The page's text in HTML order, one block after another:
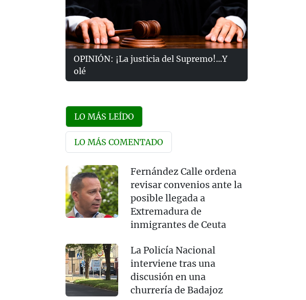
OPINIÓN: ¡La justicia del Supremo!...Y
olé
LO MÁS LEÍDO
LO MÁS COMENTADO
Fernández Calle ordena
revisar convenios ante la
posible llegada a
Extremadura de
inmigrantes de Ceuta
La Policía Nacional
interviene tras una
discusión en una
churrería de Badajoz